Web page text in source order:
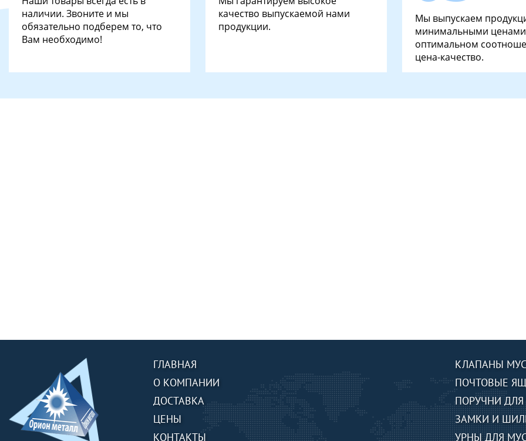
наличии. Звоните и мы
обязательно подберем то, что
Вам необходимо!
качество выпускаемой нами
продукции.
Мы выпускаем
минимальными
оптимальном
цена-качество.
ГЛАВНАЯ
О КОМПАНИИ
ДОСТАВКА
ЦЕНЫ
КОНТАКТЫ
КЛАПАНЫ
ПОЧТОВЫЕ
ПОРУЧНИ ДЛЯ
ЗАМКИ И
УРНЫ ДЛЯ